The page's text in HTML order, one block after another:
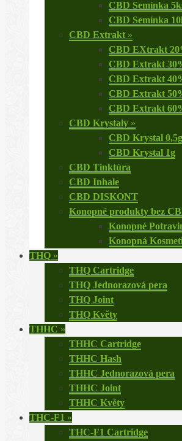
CBD Semínka
CBD Semínka
CBD Extrakt »
CBD EXtrakt
CBD Extrakt
CBD Extrakt
CBD Extrakt
CBD Extrakt
CBD Krystaly »
CBD Krystal 0,5g
CBD Krystal 1g
CBD Tinktúra
CBD Inhale
CBD DISKONT
Konopné produkty bez
Konopné
Konopná
THQ »
THQ Cartridge
THQ Jednorazová pera
THQ Joint
THQ Květy
THHC »
THHC Cartridge
THHC Hash
THHC Jednorazová pera
THHC Joint
THHC Květy
THC-F1 »
THC-F1 Cartridge